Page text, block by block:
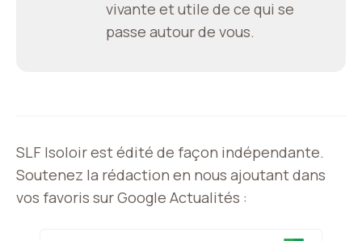
vivante et utile de ce qui se
passe autour de vous.
SLF Isoloir est édité de façon indépendante.
Soutenez la rédaction en nous ajoutant dans
vos favoris sur Google Actualités :